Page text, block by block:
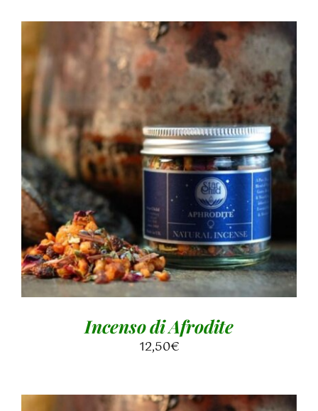
AGGIUNGI AL CARRELLO / DETTAGLI
Incenso di Afrodite
12,50€